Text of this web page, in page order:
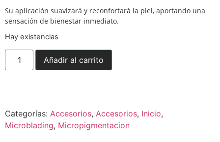
Su aplicación suavizará y reconfortará la piel, aportando una
sensación de bienestar inmediato.
Hay existencias
Añadir al carrito
Categorías: Accesorios, Accesorios, Inicio,
Microblading, Micropigmentacion